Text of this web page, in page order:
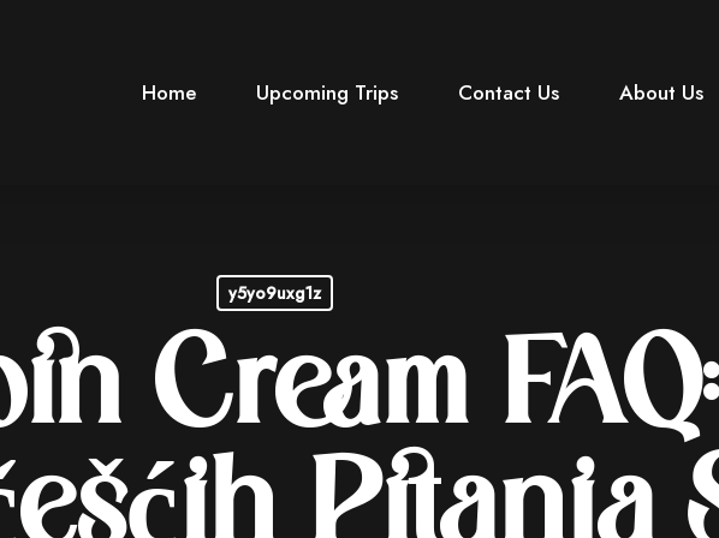
Home Upcoming Trips Contact Us About Us
y5yo9uxg1z
Cream